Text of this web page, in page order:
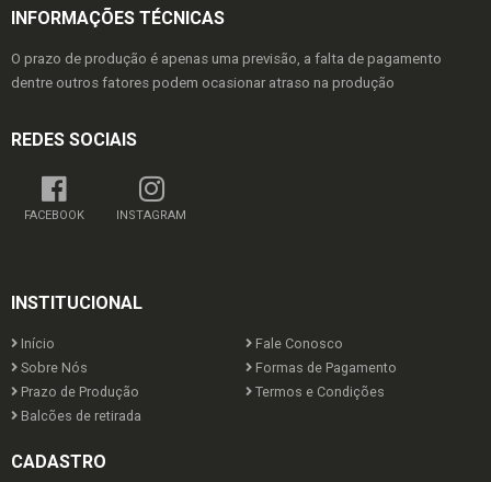
INFORMAÇÕES TÉCNICAS
O prazo de produção é apenas uma previsão, a falta de pagamento
dentre outros fatores podem ocasionar atraso na produção
REDES SOCIAIS
FACEBOOK INSTAGRAM
INSTITUCIONAL
Início
Fale Conosco
Sobre Nós
Formas de Pagamento
Prazo de Produção
Termos e Condições
Balcões de retirada
CADASTRO